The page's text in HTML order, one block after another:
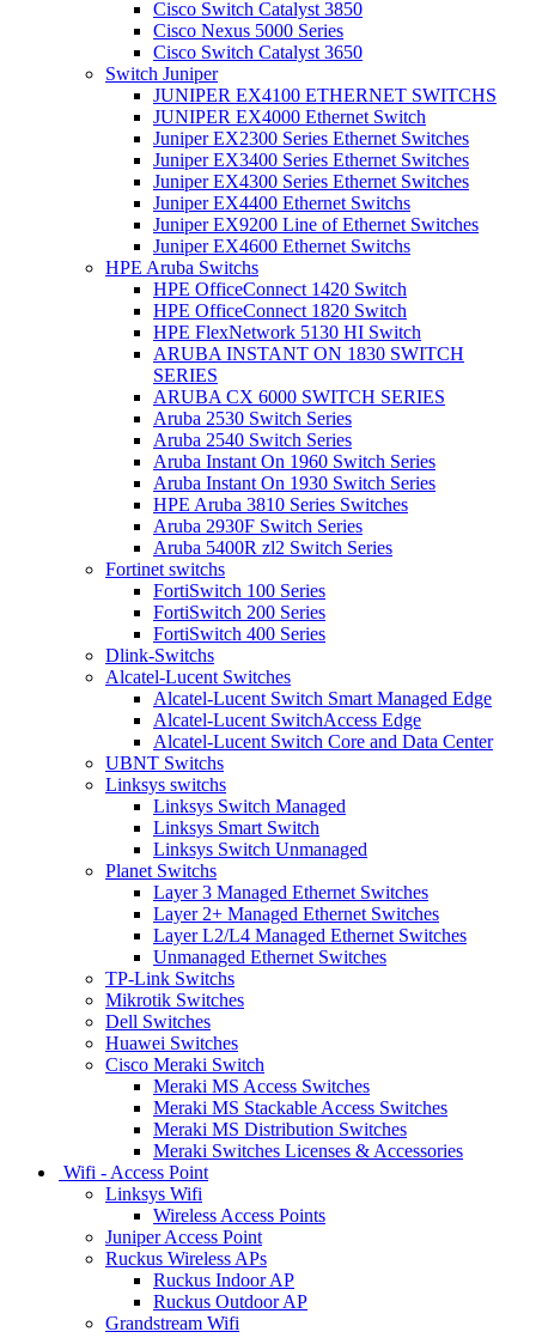
Cisco Switch Catalyst 3850
Cisco Nexus 5000 Series
Cisco Switch Catalyst 3650
Switch Juniper
JUNIPER EX4100 ETHERNET SWITCHS
JUNIPER EX4000 Ethernet Switch
Juniper EX2300 Series Ethernet Switches
Juniper EX3400 Series Ethernet Switches
Juniper EX4300 Series Ethernet Switches
Juniper EX4400 Ethernet Switchs
Juniper EX9200 Line of Ethernet Switches
Juniper EX4600 Ethernet Switchs
HPE Aruba Switchs
HPE OfficeConnect 1420 Switch
HPE OfficeConnect 1820 Switch
HPE FlexNetwork 5130 HI Switch
ARUBA INSTANT ON 1830 SWITCH
SERIES
ARUBA CX 6000 SWITCH SERIES
Aruba 2530 Switch Series
Aruba 2540 Switch Series
Aruba Instant On 1960 Switch Series
Aruba Instant On 1930 Switch Series
HPE Aruba 3810 Series Switches
Aruba 2930F Switch Series
Aruba 5400R zl2 Switch Series
Fortinet switchs
FortiSwitch 100 Series
FortiSwitch 200 Series
FortiSwitch 400 Series
Dlink-Switchs
Alcatel-Lucent Switches
Alcatel-Lucent Switch Smart Managed Edge
Alcatel-Lucent SwitchAccess Edge
Alcatel-Lucent Switch Core and Data Center
UBNT Switchs
Linksys switchs
Linksys Switch Managed
Linksys Smart Switch
Linksys Switch Unmanaged
Planet Switchs
Layer 3 Managed Ethernet Switches
Layer 2+ Managed Ethernet Switches
Layer L2/L4 Managed Ethernet Switches
Unmanaged Ethernet Switches
TP-Link Switchs
Mikrotik Switches
Dell Switches
Huawei Switches
Cisco Meraki Switch
Meraki MS Access Switches
Meraki MS Stackable Access Switches
Meraki MS Distribution Switches
Meraki Switches Licenses & Accessories
Wifi - Access Point
Linksys Wifi
Wireless Access Points
Juniper Access Point
Ruckus Wireless APs
Ruckus Indoor AP
Ruckus Outdoor AP
Grandstream Wifi